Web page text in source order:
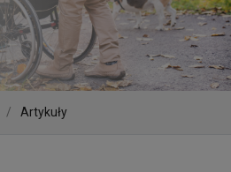
Artykuły